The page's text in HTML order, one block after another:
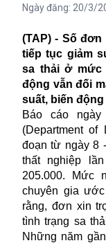
Ngày đăng: 20/3/
(TAP) - Số
tiếp tục giảm
sa thải ở mức
động vẫn đối
suất, biến
Báo cáo
(Department
đoạn từ ngày 8
thất nghiệp
205.000. Mức
chuyên gia
rằng, đơn xin
tình trạng sa
Những năm